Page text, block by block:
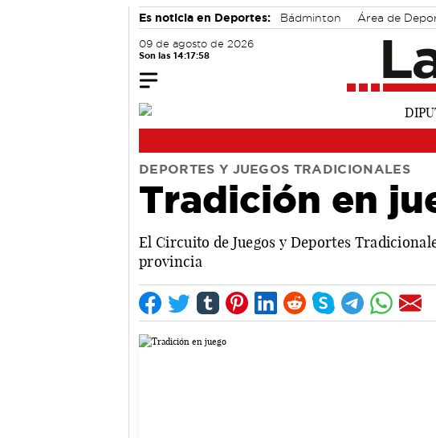
Es noticia en Deportes: Bádminton Área de
09 de agosto de 2026
Son las 14:17:59
DEPORTES Y JUEGOS TRADICIONALES
Tradición en
El Circuito de Juegos y Deportes
provincia